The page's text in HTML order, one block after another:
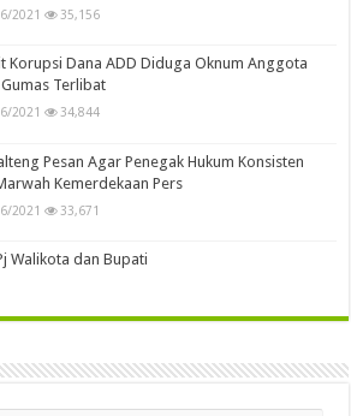
2021 35,156
Korupsi Dana ADD Diduga Oknum Anggota
Gumas Terlibat
2021 34,844
Pesan Agar Penegak Hukum Konsisten
Kemerdekaan Pers
2021 33,671
Walikota dan Bupati